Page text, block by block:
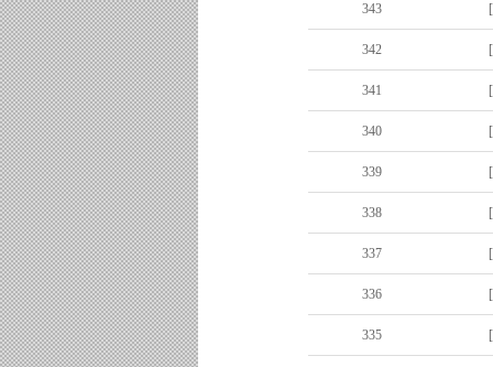
343
342
341
340
339
338
337
336
335